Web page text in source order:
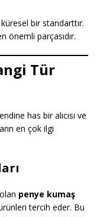
bir standarttır.
önemli parçasıdır.
Tür
has bir alıcısı ve
en çok ilgi
penye kumaş
tercih eder. Bu